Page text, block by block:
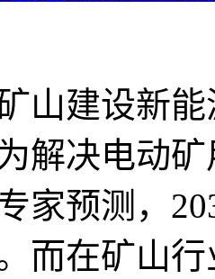
山建设新
解决电动
家预测，
而在矿山